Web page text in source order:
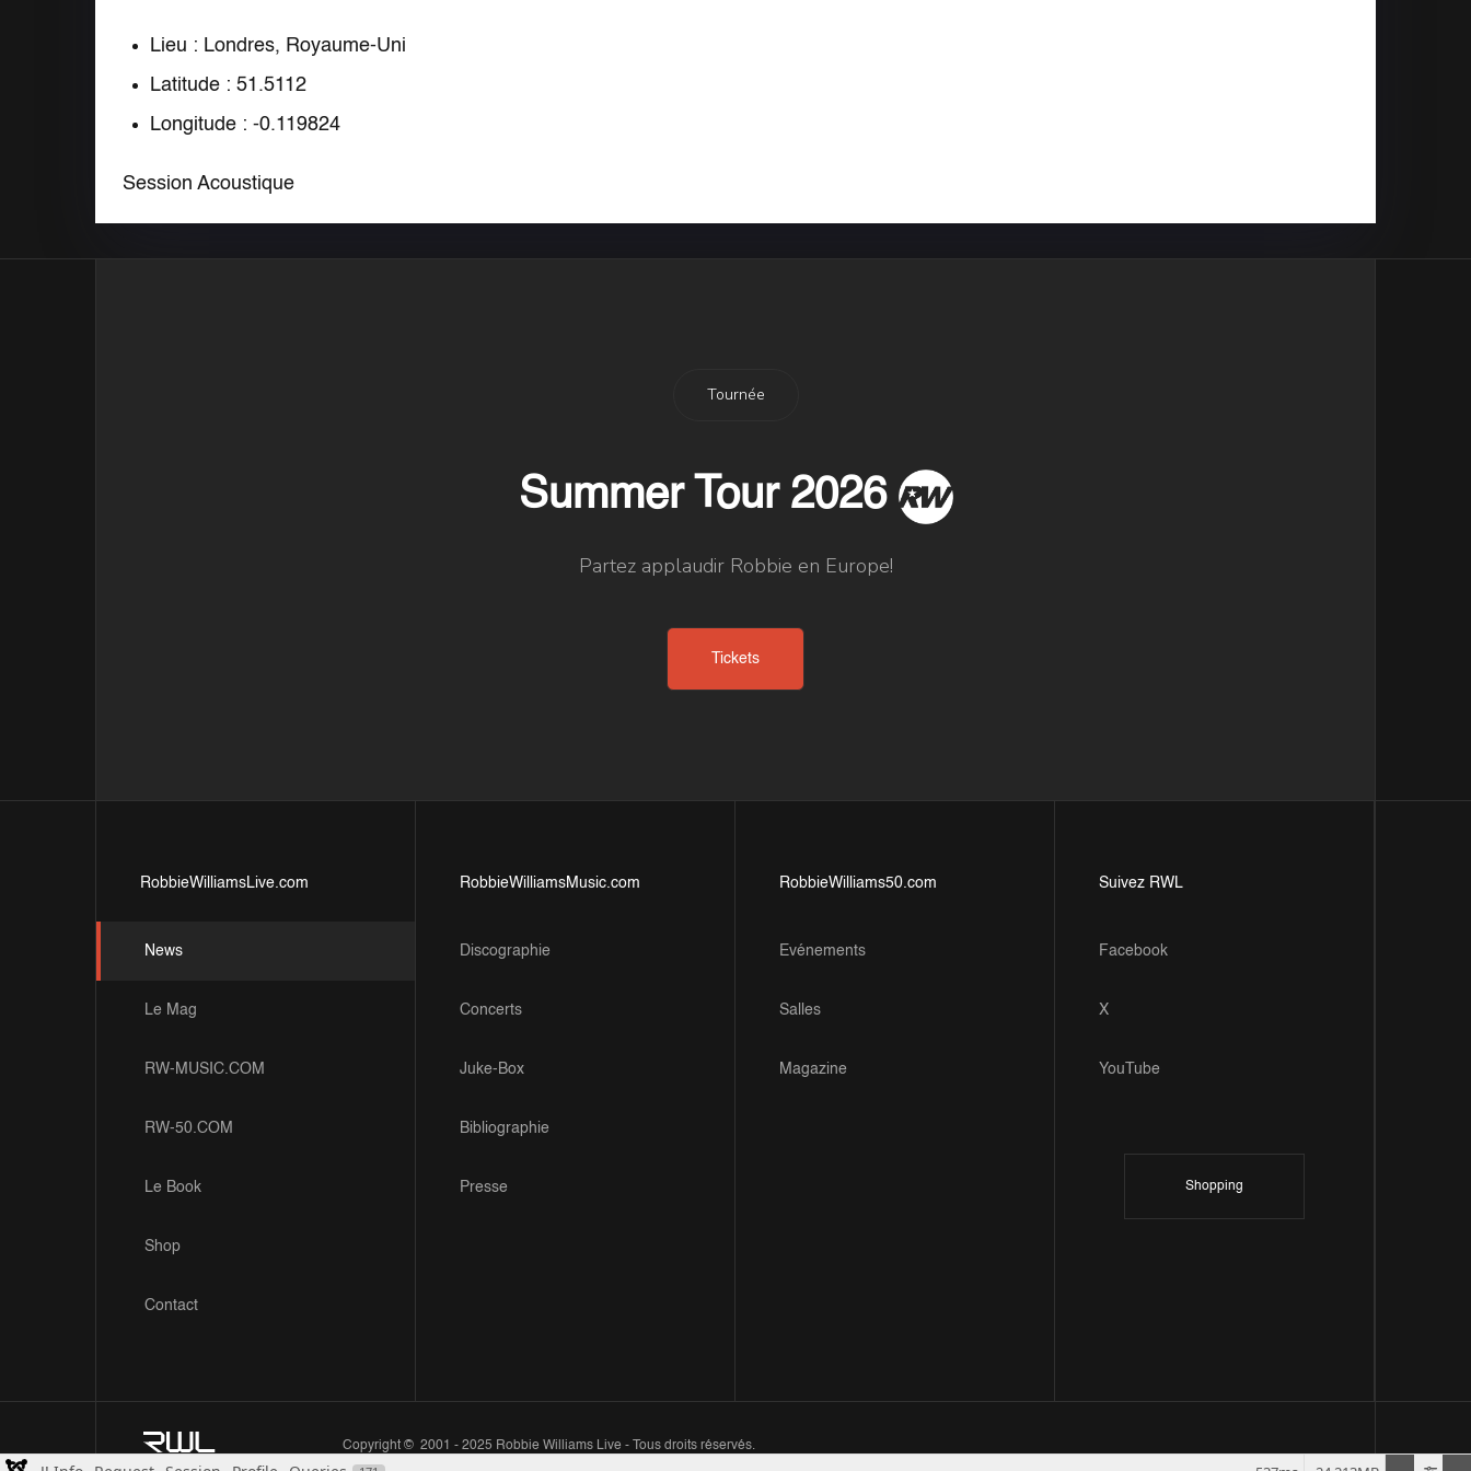
Lieu : Londres, Royaume-Uni
Latitude : 51.5112
Longitude : -0.119824
Session Acoustique
Tournée
Summer Tour 2026
Partez applaudir Robbie en Europe!
Tickets
RobbieWilliamsLive.com
News
Le Mag
RW-MUSIC.COM
RW-50.COM
Le Book
Shop
Contact
RobbieWilliamsMusic.com
Discographie
Concerts
Juke-Box
Bibliographie
Presse
RobbieWilliams50.com
Evénements
Salles
Magazine
Suivez RWL
Facebook
X
YouTube
Shopping
Copyright © 2001 - 2025 Robbie Williams Live - Tous droits réservés.